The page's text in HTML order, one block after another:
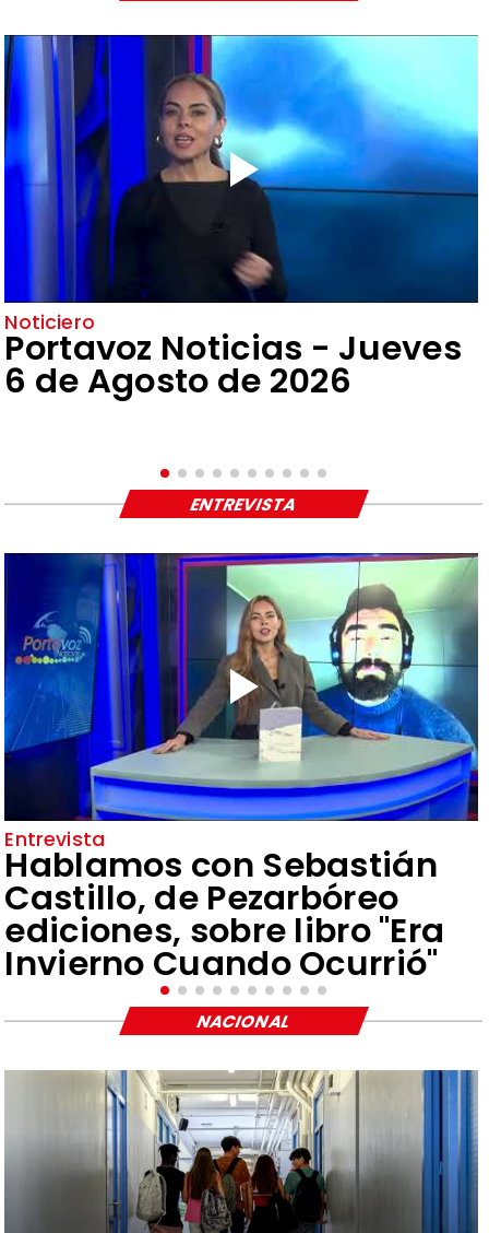
Noticiero
Portavoz Noticias - Jueves
6 de Agosto de 2026
Entrevista
Hablamos con Sebastián
Castillo, de Pezarbóreo
ediciones, sobre libro "Era
Invierno Cuando Ocurrió"
ENTREVISTA
NACIONAL